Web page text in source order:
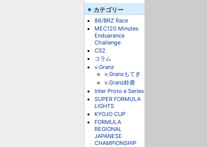
カテゴリー
86/BRZ Race
MEC120 Minutes
Enduarance
Challenge
CS2
コラム
v.Granz
v.Granzもてぎ
v.Granz鈴鹿
Inter Proto e Series
SUPER FORMULA
LIGHTS
KYOJO CUP
FORMULA
REGIONAL
JAPANESE
CHAMPIONSHIP